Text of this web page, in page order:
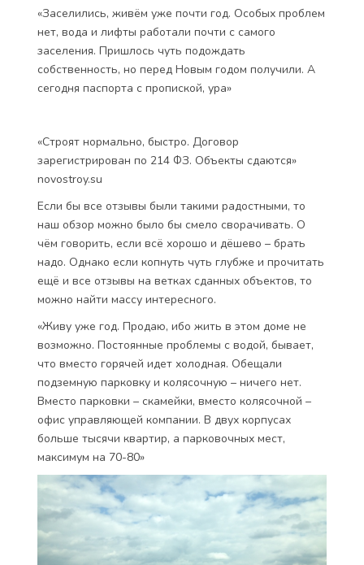
«Заселились, живём уже почти год. Особых проблем
нет, вода и лифты работали почти с самого
заселения. Пришлось чуть подождать
собственность, но перед Новым годом получили. А
сегодня паспорта с пропиской, ура»
«Строят нормально, быстро. Договор
зарегистрирован по 214 ФЗ. Объекты сдаются»
novostroy.su
Если бы все отзывы были такими радостными, то
наш обзор можно было бы смело сворачивать. О
чём говорить, если всё хорошо и дёшево – брать
надо. Однако если копнуть чуть глубже и прочитать
ещё и все отзывы на ветках сданных объектов, то
можно найти массу интересного.
«Живу уже год. Продаю, ибо жить в этом доме не
возможно. Постоянные проблемы с водой, бывает,
что вместо горячей идет холодная. Обещали
подземную парковку и колясочную – ничего нет.
Вместо парковки – скамейки, вместо колясочной –
офис управляющей компании. В двух корпусах
больше тысячи квартир, а парковочных мест,
максимум на 70-80»